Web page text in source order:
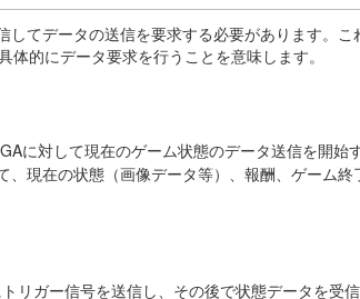
てデータの送信を要求する必要があります。こ
的にデータ要求を行うことを意味します。
に対して現在のゲーム状態のデータ送信を開始
現在の状態（画像データ等）、報酬、ゲーム終
リガー信号を送信し、その後で状態データを受